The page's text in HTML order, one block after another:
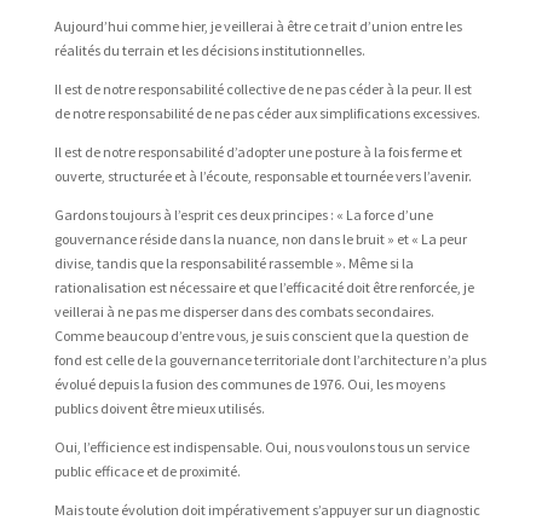
Aujourd’hui comme hier, je veillerai à être ce trait d’union entre les
réalités du terrain et les décisions institutionnelles.
Il est de notre responsabilité collective de ne pas céder à la peur. Il est
de notre responsabilité de ne pas céder aux simplifications excessives.
Il est de notre responsabilité d’adopter une posture à la fois ferme et
ouverte, structurée et à l’écoute, responsable et tournée vers l’avenir.
Gardons toujours à l’esprit ces deux principes : « La force d’une
gouvernance réside dans la nuance, non dans le bruit » et « La peur
divise, tandis que la responsabilité rassemble ». Même si la
rationalisation est nécessaire et que l’efficacité doit être renforcée, je
veillerai à ne pas me disperser dans des combats secondaires.
Comme beaucoup d’entre vous, je suis conscient que la question de
fond est celle de la gouvernance territoriale dont l’architecture n’a plus
évolué depuis la fusion des communes de 1976. Oui, les moyens
publics doivent être mieux utilisés.
Oui, l’efficience est indispensable. Oui, nous voulons tous un service
public efficace et de proximité.
Mais toute évolution doit impérativement s’appuyer sur un diagnostic